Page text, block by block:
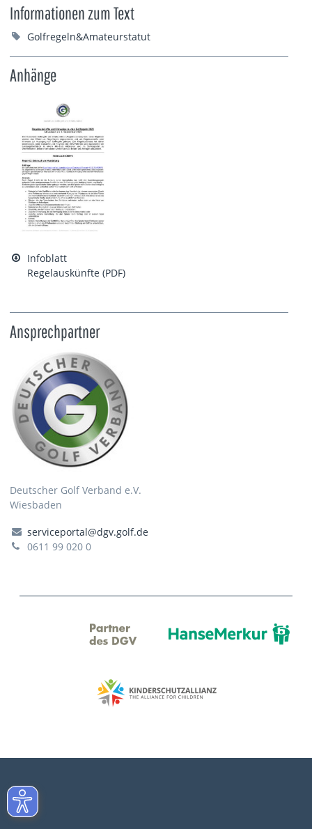
Informationen zum Text
Golfregeln&Amateurstatut
Anhänge
Infoblatt
Regelauskünfte (PDF)
Ansprechpartner
Deutscher Golf Verband e.V.
Wiesbaden
serviceportal@dgv.golf.de
0611 99 020 0